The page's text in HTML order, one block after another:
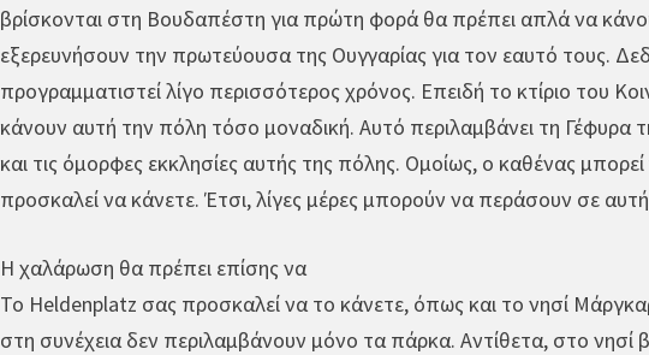
βρίσκονται στη Βουδαπέστη για πρώτη φορά θα πρέπει απλά να
εξερευνήσουν την πρωτεύουσα της Ουγγαρίας για τον εαυτό τους.
προγραμματιστεί λίγο περισσότερος χρόνος. Επειδή το κτίριο του
κάνουν αυτή την πόλη τόσο μοναδική. Αυτό περιλαμβάνει τη Γέφυρα
και τις όμορφες εκκλησίες αυτής της πόλης. Ομοίως, ο καθένας
προσκαλεί να κάνετε. Έτσι, λίγες μέρες μπορούν να περάσουν σε
Η χαλάρωση θα πρέπει επίσης να
Το Heldenplatz σας προσκαλεί να το κάνετε, όπως και το νησί
στη συνέχεια δεν περιλαμβάνουν μόνο τα πάρκα. Αντίθετα, στο νησί